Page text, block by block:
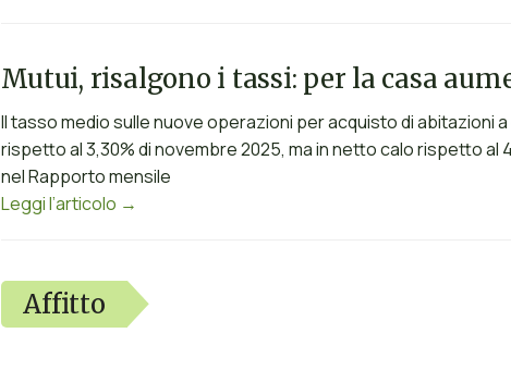
Mutui, risalgono i tassi: per la casa
Il tasso medio sulle nuove operazioni per acquisto di abitazioni
rispetto al 3,30% di novembre 2025, ma in netto calo rispetto al
nel Rapporto mensile
Leggi l’articolo →
Affitto